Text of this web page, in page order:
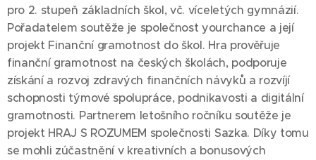
pro 2. stupeň základních škol, vč. víceletých gymnázií.
Pořadatelem soutěže je společnostyourchance a její
projekt Finanční gramotnost do škol. Hra prověřuje
finanční gramotnost na českých školách, podporuje
získání a rozvoj zdravých finančních návyků a rozvíjí
schopnosti týmové spolupráce, podnikavosti a digitální
gramotnosti. Partnerem letošního ročníku soutěže je
projekt HRAJ S ROZUMEM společnosti Sazka. Díky tomu
se mohli zúčastnění v kreativních a bonusových